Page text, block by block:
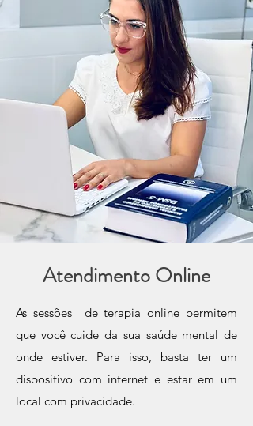
Atendimento Online
As sessões de terapia online permitem
que você cuide da sua saúde mental de
onde estiver. Para isso, basta ter um
dispositivo com internet e estar em um
local com privacidade.